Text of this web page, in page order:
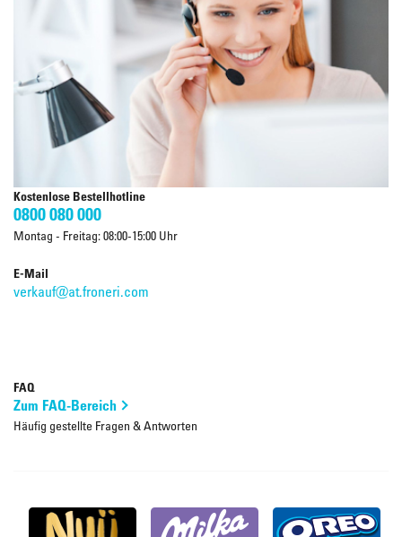
Kostenlose Bestellhotline
0800 080 000
Montag - Freitag: 08:00-15:00 Uhr
E-Mail
verkauf@at.froneri.com
FAQ
Zum FAQ-Bereich
Häufig gestellte Fragen & Antworten